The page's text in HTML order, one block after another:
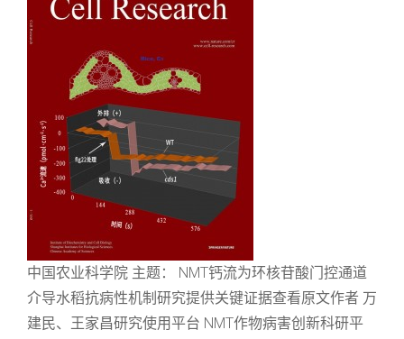
中国农业科学院 主题： NMT钙流为环核苷酸门控通道
介导水稻抗病性机制研究提供关键证据查看原文作者 万
建民、王家昌研究使用平台 NMT作物病害创新科研平